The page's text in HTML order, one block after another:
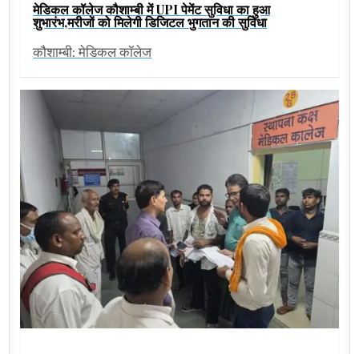
मेडिकल कॉलेज कौशाम्बी में UPI पेमेंट सुविधा का हुआ
शुभारंभ,मरीजों को मिलेगी डिजिटल भुगतान की सुविधा
कौशाम्बी: मेडिकल कॉलेज